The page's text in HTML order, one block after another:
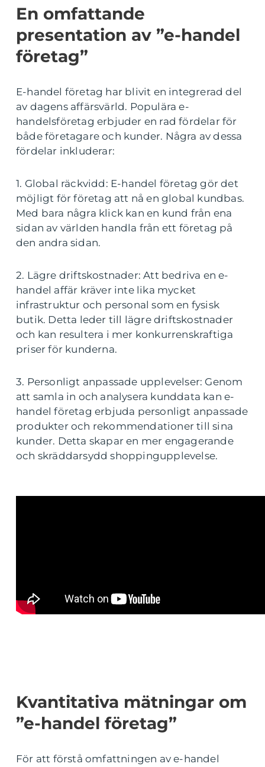
En omfattande
presentation av ”e-handel
företag”
E-handel företag har blivit en integrerad del
av dagens affärsvärld. Populära e-
handelsföretag erbjuder en rad fördelar för
både företagare och kunder. Några av dessa
fördelar inkluderar:
1. Global räckvidd: E-handel företag gör det
möjligt för företag att nå en global kundbas.
Med bara några klick kan en kund från ena
sidan av världen handla från ett företag på
den andra sidan.
2. Lägre driftskostnader: Att bedriva en e-
handel affär kräver inte lika mycket
infrastruktur och personal som en fysisk
butik. Detta leder till lägre driftskostnader
och kan resultera i mer konkurrenskraftiga
priser för kunderna.
3. Personligt anpassade upplevelser: Genom
att samla in och analysera kunddata kan e-
handel företag erbjuda personligt anpassade
produkter och rekommendationer till sina
kunder. Detta skapar en mer engagerande
och skräddarsydd shoppingupplevelse.
Kvantitativa mätningar om
”e-handel företag”
För att förstå omfattningen av e-handel